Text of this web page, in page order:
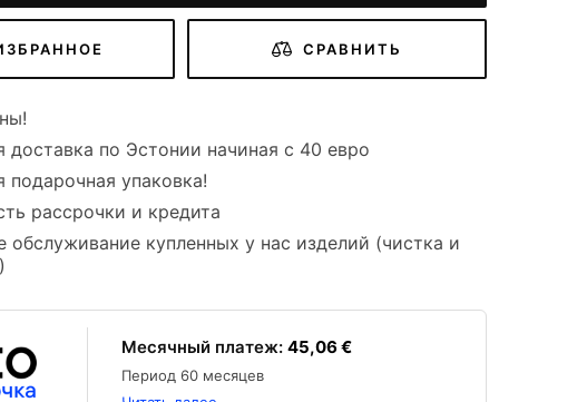
СРАВНИТЬ
доставка по Эстонии начиная с 40 евро
подарочная упаковка!
рассрочки и кредита
обслуживание купленных у нас изделий (чистка и
Mесячный платеж: 45,06 €
Период 60 месяцев